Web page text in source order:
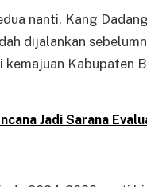
nanti, Kang
dijalankan
Kabupaten
Jadi Sarana